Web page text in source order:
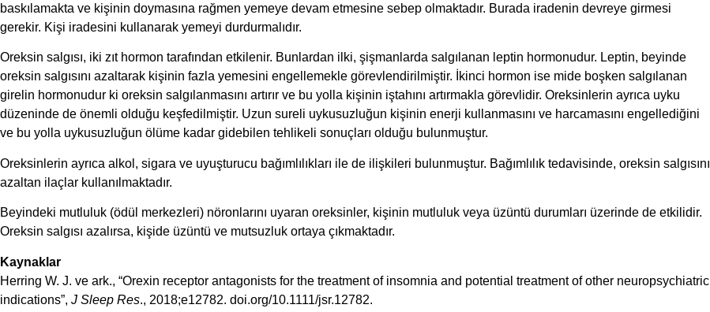
baskılamakta ve kişinin doymasına rağmen yemeye devam etmesine sebep olmaktadır. Burada iradenin devreye girmesi
gerekir. Kişi iradesini kullanarak yemeyi durdurmalıdır.
Oreksin salgısı, iki zıt hormon tarafından etkilenir. Bunlardan ilki, şişmanlarda salgılanan leptin hormonudur. Leptin, beyinde
oreksin salgısını azaltarak kişinin fazla yemesini engellemekle görevlendirilmiştir. İkinci hormon ise mide boşken salgılanan
girelin hormonudur ki oreksin salgılanmasını artırır ve bu yolla kişinin iştahını artırmakla görevlidir. Oreksinlerin ayrıca uyku
düzeninde de önemli olduğu keşfedilmiştir. Uzun sureli uykusuzluğun kişinin enerji kullanmasını ve harcamasını engellediğini
ve bu yolla uykusuzluğun ölüme kadar gidebilen tehlikeli sonuçları olduğu bulunmuştur.
Oreksinlerin ayrıca alkol, sigara ve uyuşturucu bağımlılıkları ile de ilişkileri bulunmuştur. Bağımlılık tedavisinde, oreksin salgısını
azaltan ilaçlar kullanılmaktadır.
Beyindeki mutluluk (ödül merkezleri) nöronlarını uyaran oreksinler, kişinin mutluluk veya üzüntü durumları üzerinde de etkilidir.
Oreksin salgısı azalırsa, kişide üzüntü ve mutsuzluk ortaya çıkmaktadır.
Kaynaklar
Herring W. J. ve ark., “Orexin receptor antagonists for the treatment of insomnia and potential treatment of other neuropsychiatric
indications”, J Sleep Res., 2018;e12782. doi.org/10.1111/jsr.12782.